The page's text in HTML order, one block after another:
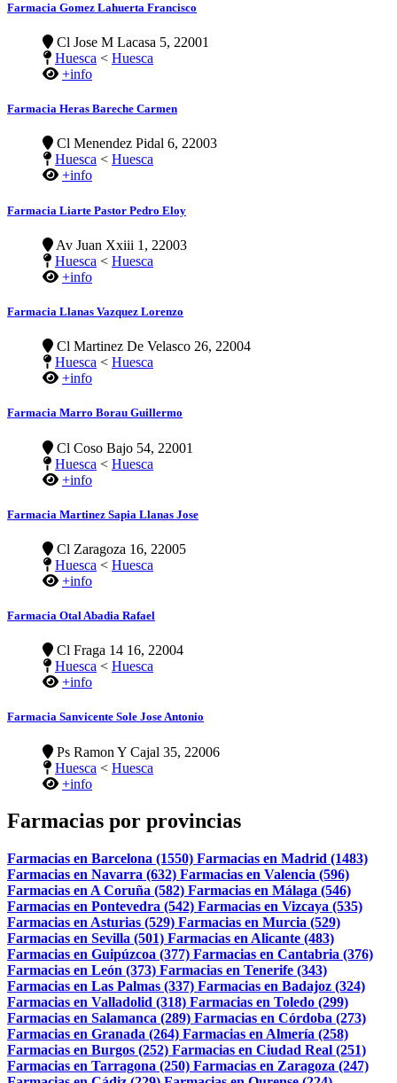
Farmacia Gomez Lahuerta Francisco
Cl Jose M Lacasa 5, 22001
Huesca < Huesca
+info
Farmacia Heras Bareche Carmen
Cl Menendez Pidal 6, 22003
Huesca < Huesca
+info
Farmacia Liarte Pastor Pedro Eloy
Av Juan Xxiii 1, 22003
Huesca < Huesca
+info
Farmacia Llanas Vazquez Lorenzo
Cl Martinez De Velasco 26, 22004
Huesca < Huesca
+info
Farmacia Marro Borau Guillermo
Cl Coso Bajo 54, 22001
Huesca < Huesca
+info
Farmacia Martinez Sapia Llanas Jose
Cl Zaragoza 16, 22005
Huesca < Huesca
+info
Farmacia Otal Abadia Rafael
Cl Fraga 14 16, 22004
Huesca < Huesca
+info
Farmacia Sanvicente Sole Jose Antonio
Ps Ramon Y Cajal 35, 22006
Huesca < Huesca
+info
Farmacias por provincias
Farmacias en Barcelona (1550) Farmacias en Madrid (1483)
Farmacias en Navarra (632) Farmacias en Valencia (596)
Farmacias en A Coruña (582) Farmacias en Málaga (546)
Farmacias en Pontevedra (542) Farmacias en Vizcaya (535)
Farmacias en Asturias (529) Farmacias en Murcia (529)
Farmacias en Sevilla (501) Farmacias en Alicante (483)
Farmacias en Guipúzcoa (377) Farmacias en Cantabria (376)
Farmacias en León (373) Farmacias en Tenerife (343)
Farmacias en Las Palmas (337) Farmacias en Badajoz (324)
Farmacias en Valladolid (318) Farmacias en Toledo (299)
Farmacias en Salamanca (289) Farmacias en Córdoba (273)
Farmacias en Granada (264) Farmacias en Almería (258)
Farmacias en Burgos (252) Farmacias en Ciudad Real (251)
Farmacias en Tarragona (250) Farmacias en Zaragoza (247)